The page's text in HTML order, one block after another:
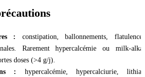
: constipation, ballonnements,
Rarement hypercalcémie ou milk-
doses (>4 g/j).
: hypercalcémie, hypercalciurie,